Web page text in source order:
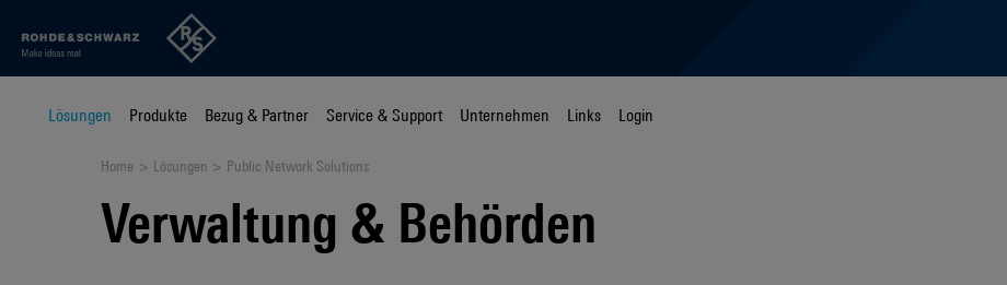
Lösungen Produkte Bezug & Partner Service & Support Unternehmen Links Login
Home Lösungen Public Network Solutions
Verwaltung & Behörden